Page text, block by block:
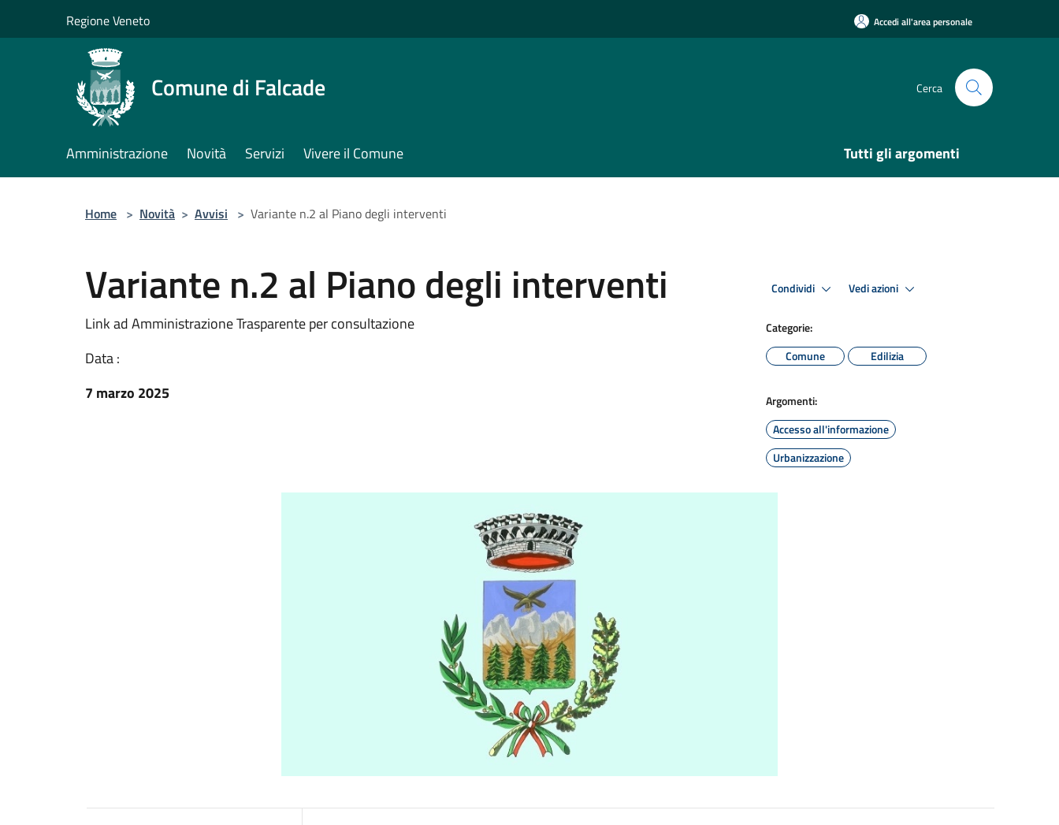
Regione Veneto Accedi all'area personale
Comune di Falcade Cerca
Amministrazione Novità Servizi Vivere il Comune Tutti gli argomenti
Home > Novità > Avvisi > Variante n.2 al Piano degli interventi
Variante n.2 al Piano degli interventi
Link ad Amministrazione Trasparente per consultazione
Data :
7 marzo 2025
Condividi Vedi azioni
Categorie:
Comune
Edilizia
Argomenti:
Accesso all'informazione
Urbanizzazione